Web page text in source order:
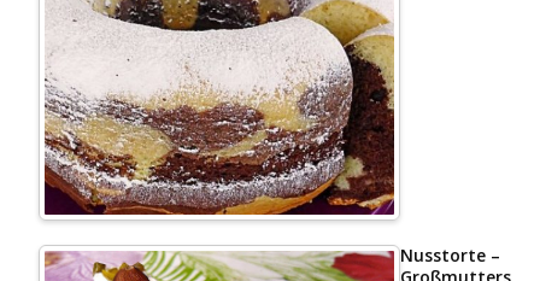
Nusstorte –